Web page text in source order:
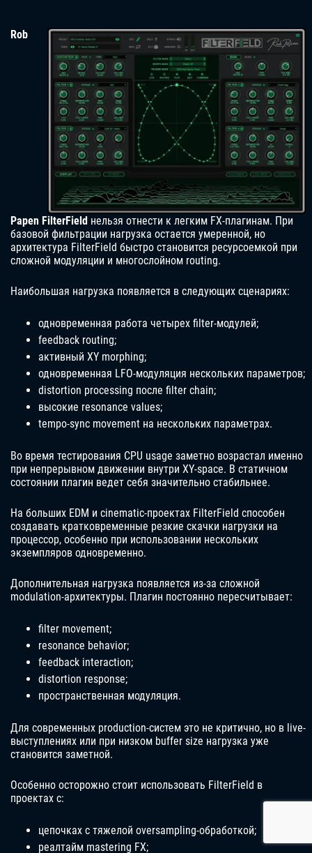
Rob
Papen FilterField нельзя отнести к легким FX-плагинам. При
базовой фильтрации нагрузка остается умеренной, но
архитектура FilterField быстро становится ресурсоемкой при
сложной модуляции и многослойном routing.
Наибольшая нагрузка появляется в следующих сценариях:
одновременная работа четырех filter-модулей;
feedback routing;
активный XY morphing;
одновременная LFO-модуляция нескольких параметров;
distortion processing после filter chain;
высокие resonance values;
tempo-sync movement на нескольких параметрах.
Во время тестирования CPU usage заметно возрастал именно
при непрерывном движении внутри XY-space. В статичном
состоянии плагин ведет себя значительно стабильнее.
На больших EDM и cinematic-проектах FilterField способен
создавать кратковременные резкие скачки нагрузки на
процессор, особенно при использовании нескольких
экземпляров одновременно.
Дополнительная нагрузка появляется из-за сложной
modulation-архитектуры. Плагин постоянно пересчитывает:
filter movement;
resonance behavior;
feedback interaction;
distortion response;
пространственная модуляция.
Для современных production-систем это не критично, но в live-
выступлениях или при низком buffer size нагрузка уже
становится заметной.
Особенно осторожно стоит использовать FilterField в
проектах с:
цепочках с тяжелой oversampling-обработкой;
реалтайм mastering FX;